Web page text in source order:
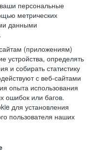
персональные
метрических
данными
(приложениям)
устройства, определять
и собирать статистику
с веб-сайтами
опыта использования
ошибок или багов.
для установления
пользователя наших